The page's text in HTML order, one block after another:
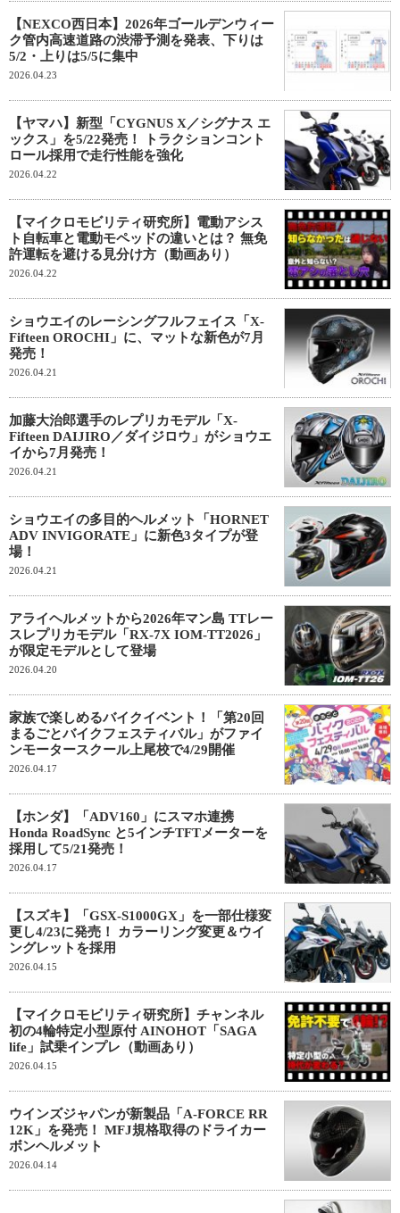
【NEXCO西日本】2026年ゴールデンウィー
ク管内高速道路の渋滞予測を発表、下りは
5/2・上りは5/5に集中
2026.04.23
【ヤマハ】新型「CYGNUS X／シグナス エ
ックス」を5/22発売！ トラクションコント
ロール採用で走行性能を強化
2026.04.22
【マイクロモビリティ研究所】電動アシス
ト自転車と電動モペッドの違いとは？ 無免
許運転を避ける見分け方（動画あり）
2026.04.22
ショウエイのレーシングフルフェイス「X-
Fifteen OROCHI」に、マットな新色が7月
発売！
2026.04.21
加藤大治郎選手のレプリカモデル「X-
Fifteen DAIJIRO／ダイジロウ」がショウエ
イから7月発売！
2026.04.21
ショウエイの多目的ヘルメット「HORNET
ADV INVIGORATE」に新色3タイプが登
場！
2026.04.21
アライヘルメットから2026年マン島 TTレー
スレプリカモデル「RX-7X IOM-TT2026」
が限定モデルとして登場
2026.04.20
家族で楽しめるバイクイベント！「第20回
まるごとバイクフェスティバル」がファイ
ンモータースクール上尾校で4/29開催
2026.04.17
【ホンダ】「ADV160」にスマホ連携
Honda RoadSync と5インチTFTメーターを
採用して5/21発売！
2026.04.17
【スズキ】「GSX-S1000GX」を一部仕様変
更し4/23に発売！ カラーリング変更＆ウイ
ングレットを採用
2026.04.15
【マイクロモビリティ研究所】チャンネル
初の4輪特定小型原付 AINOHOT「SAGA
life」試乗インプレ（動画あり）
2026.04.15
ウインズジャパンが新製品「A-FORCE RR
12K」を発売！ MFJ規格取得のドライカー
ボンヘルメット
2026.04.14